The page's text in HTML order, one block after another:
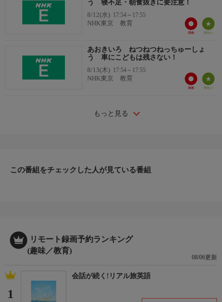
う 寝不足・朝食抜きに要注意！
8/12(水) 17:54～17:55
NHK東京 教育
あおきいろ ねつねつねっちゅーしょ
う 車にこどもは残さない！
8/13(木) 17:54～17:55
NHK東京 教育
もっと見る
この番組をチェックした人が見ている番組
リモート録画予約ランキング
(趣味／教育)
08/06更新
1
会話が続く!リアル旅英語